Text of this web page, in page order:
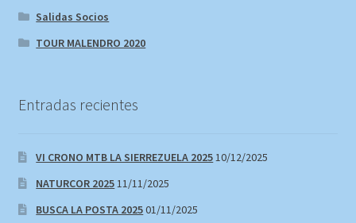
Salidas Socios
TOUR MALENDRO 2020
Entradas recientes
VI CRONO MTB LA SIERREZUELA 202510/12/2025
NATURCOR 202511/11/2025
BUSCA LA POSTA 202501/11/2025